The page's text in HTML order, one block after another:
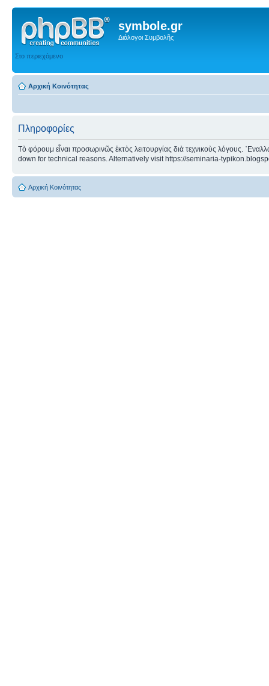
symbole.gr
Διάλογοι Συμβολῆς
Στο περιεχόμενο
Αρχική Κοινότητας
Πληροφορίες
Τὸ φόρουμ εἶναι προσωρινῶς ἐκτὸς λειτουργίας διὰ τεχνικοὺς λόγους.
down for technical reasons. Alternatively visit https://seminaria-
Αρχική Κοινότητας